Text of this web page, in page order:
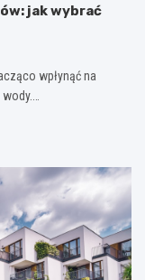
jak wybrać
wpłynąć na